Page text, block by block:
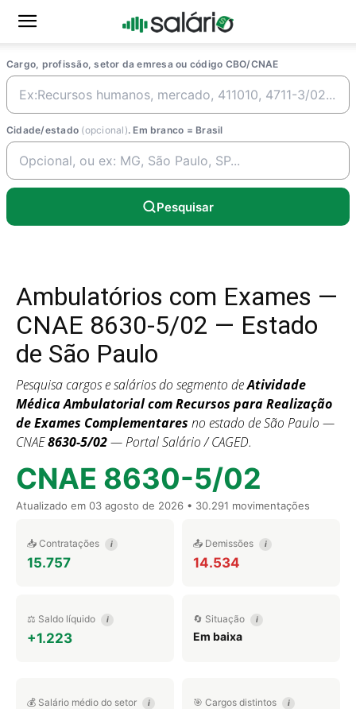
Cargo, profissão, setor da emresa ou código CBO/CNAE
Cidade/estado (opcional). Em branco = Brasil
Pesquisar
Ambulatórios com Exames —
CNAE 8630-5/02 — Estado
de São Paulo
Pesquisa cargos e salários do segmento deAtividade
Médica Ambulatorial com Recursos para Realização
de Exames Complementares no estado de São Paulo —
CNAE8630-5/02— Portal Salário / CAGED.
CNAE 8630-5/02
Atualizado em 03 agosto de 2026 • 30.291 movimentações
📥 Contratações i
15.757
📤 Demissões i
14.534
⚖️ Saldo líquido i
+1.223
🔄 Situação i
Em baixa
💰 Salário médio do setor i 🎯 Cargos distintos i